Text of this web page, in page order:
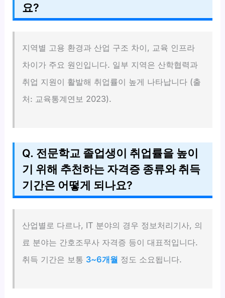
요?
지역별 고용 환경과 산업 구조 차이, 교육 인프라
차이가 주요 원인입니다. 일부 지역은 산학협력과
취업 지원이 활발해 취업률이 높게 나타납니다 (출
처: 교육통계연보 2023).
Q. 전문학교 졸업생이 취업률을 높이
기 위해 추천하는 자격증 종류와 취득
기간은 어떻게 되나요?
산업별로 다르나, IT 분야의 경우 정보처리기사, 의
료 분야는 간호조무사 자격증 등이 대표적입니다.
취득 기간은 보통 3~6개월 정도 소요됩니다.